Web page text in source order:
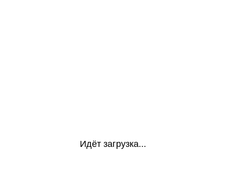
Идёт загрузка...